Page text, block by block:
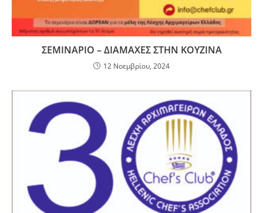
ΣΕΜΙΝΑΡΙΟ – ΔΙΑΜΑΧΕΣ ΣΤΗΝ ΚΟΥΖΙΝΑ
12 Νοεμβρίου, 2024